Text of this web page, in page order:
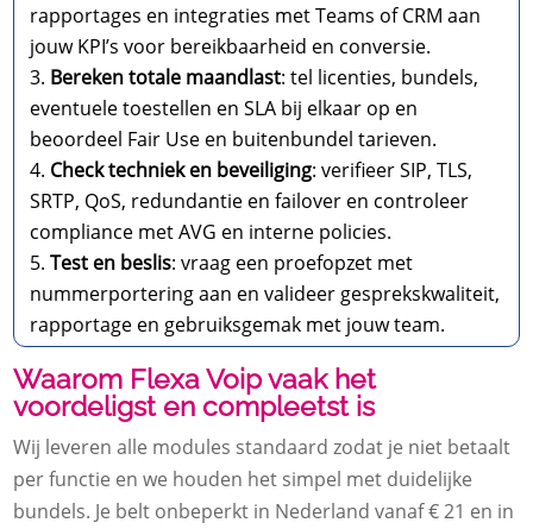
rapportages en integraties met Teams of CRM aan
jouw KPI’s voor bereikbaarheid en conversie.
Bereken totale maandlast: tel licenties, bundels,
eventuele toestellen en SLA bij elkaar op en
beoordeel Fair Use en buitenbundel tarieven.
Check techniek en beveiliging: verifieer SIP, TLS,
SRTP, QoS, redundantie en failover en controleer
compliance met AVG en interne policies.
Test en beslis: vraag een proefopzet met
nummerportering aan en valideer gesprekskwaliteit,
rapportage en gebruiksgemak met jouw team.
Waarom Flexa Voip vaak het
voordeligst en compleetst is
Wij leveren alle modules standaard zodat je niet betaalt
per functie en we houden het simpel met duidelijke
bundels. Je belt onbeperkt in Nederland vanaf € 21 en in